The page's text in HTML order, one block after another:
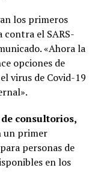
los primeros
contra el SARS-
«Ahora la
opciones de
virus de Covid-19
consultorios,
un primer
personas de
en los